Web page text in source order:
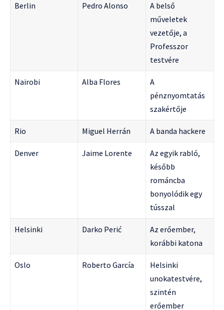
Berlin Pedro Alonso
A belső
műveletek
vezetője, a
Professzor
testvére
Nairobi Alba Flores
A
pénznyomtatás
szakértője
Rio Miguel Herrán A banda hackere
Denver Jaime Lorente
Az egyik rabló,
később
románcba
bonyolódik egy
tússzal
Helsinki Darko Perić
Az erőember,
korábbi katona
Oslo Roberto García
Helsinki
unokatestvére,
szintén
erőember